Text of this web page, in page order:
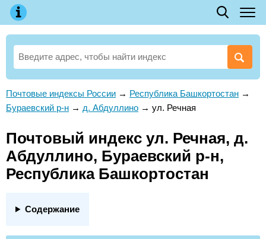
Почтовые индексы России → Республика Башкортостан →
Бураевский р-н → д. Абдуллино → ул. Речная
Почтовый индекс ул. Речная, д.
Абдуллино, Бураевский р-н,
Республика Башкортостан
Содержание